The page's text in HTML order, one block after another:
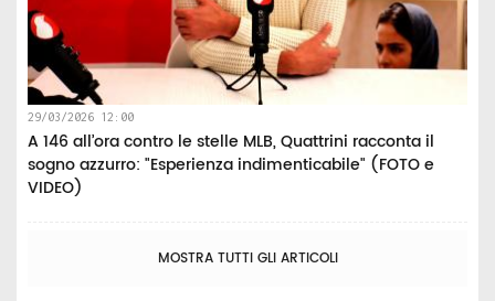
29/03/2026 12:00
A 146 all’ora contro le stelle MLB, Quattrini racconta il
sogno azzurro: "Esperienza indimenticabile" (FOTO e
VIDEO)
MOSTRA TUTTI GLI ARTICOLI